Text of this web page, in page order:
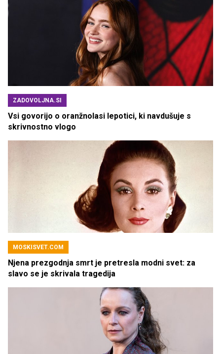
ZADOVOLJNA.SI
Vsi govorijo o oranžnolasi lepotici, ki navdušuje s
skrivnostno vlogo
MOSKISVET.COM
Njena prezgodnja smrt je pretresla modni svet: za
slavo se je skrivala tragedija